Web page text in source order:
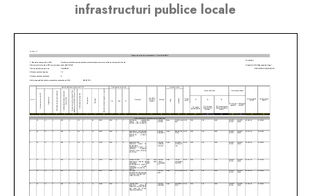
infrastructuri publice locale